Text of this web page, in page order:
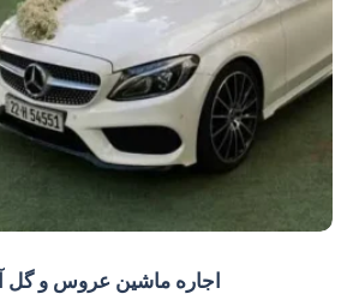
اجاره ماشین عروس و گل‌